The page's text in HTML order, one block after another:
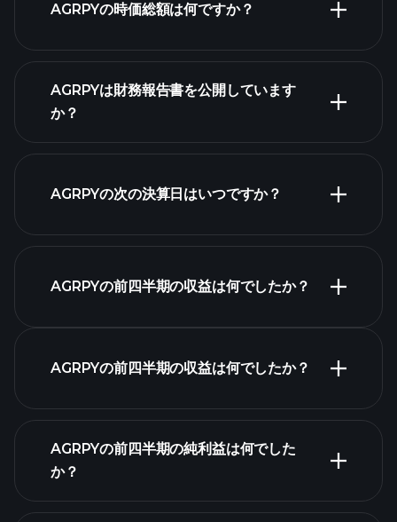
AGRPYの時価総額は何ですか？
株式リス
ト
AGRPYは財務報告書を公開しています
か？
AGRPYの次の決算日はいつですか？
AGRPYの前四半期の収益は何でしたか？
AGRPYの収益
AGRPYの前四半期の収益は何でしたか？
AGRPYの前四半期の純利益は何でした
か？